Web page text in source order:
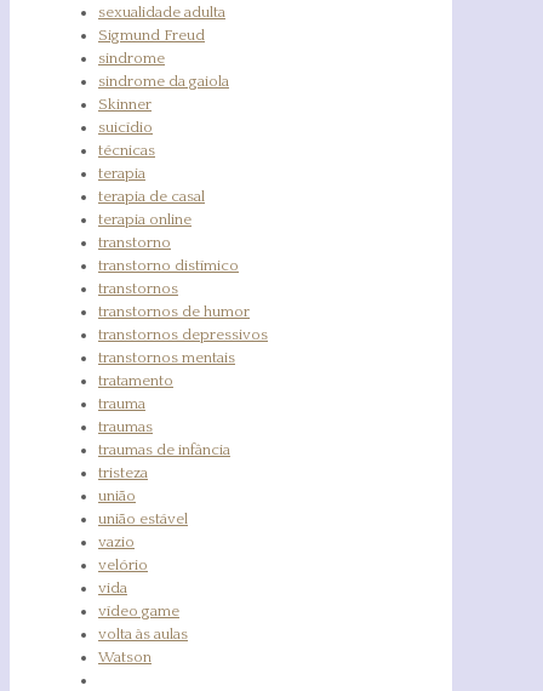
sexualidade adulta
Sigmund Freud
sindrome
sindrome da gaiola
Skinner
suicídio
técnicas
terapia
terapia de casal
terapia online
transtorno
transtorno distímico
transtornos
transtornos de humor
transtornos depressivos
transtornos mentais
tratamento
trauma
traumas
traumas de infância
tristeza
união
união estável
vazio
velório
vida
vídeo game
volta às aulas
Watson